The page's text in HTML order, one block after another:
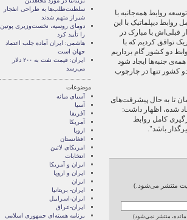
روابط همه‌جانبه با
روابط دیپلماتیک با این
قبلی‌اش با مبارک در
توافق کردیم که با
دو کشور گام برداریم
جنبه‌ها ایجاد شود
کشور تنها در چارچوب
تا به حال پیشرفت‌های
شده، اظهار داشت:
کامل روابط
باشد".
منتشر می‌شود.)
مانده، منتشر نمی‌شود)
سلطنت‌طلب‌ها به طراحی انفجار
شیراز متهم شدند
دومای روسیه، نخست‌وزیری پوتین
را تأیید کرد
هاشمی: ایران آماده جلب اعتماد
جهان است
ایران: قیمت نفت به ۲۰۰ دلار
می‌رسد
موضوعات
آسيای ميانه
آسیا
آفریقا
آمریکا
اروپا
افغانستان
امریکای لاتین
انتخابات
ايران و آمريکا
ايران و اروپا
ایران
ایران- بریتانیا
ایران-اسراییل
ایران-عراق
برنامه هسته‌ای جمهوری اسلامی